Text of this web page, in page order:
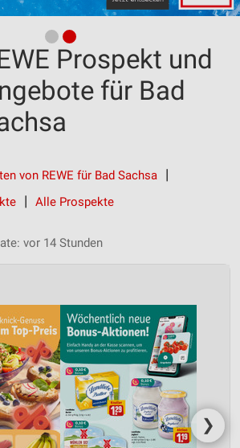
Prospekt und
für Bad
von REWE für Bad Sachsa
Alle Prospekte
vor 14 Stunden
❯